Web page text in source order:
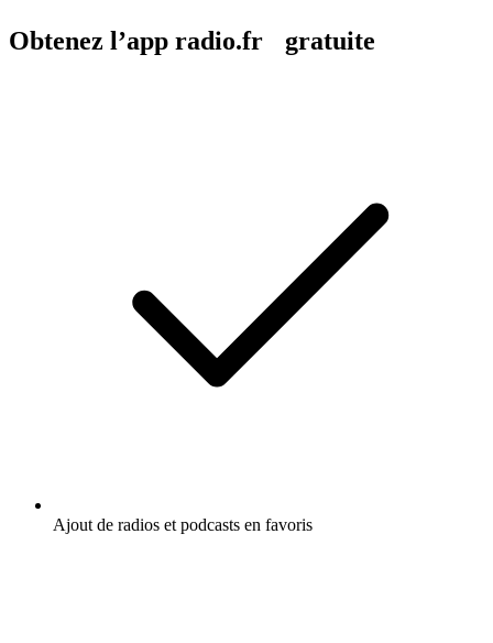
Obtenez l’app radio.fr gratuite
Ajout de radios et podcasts en favoris